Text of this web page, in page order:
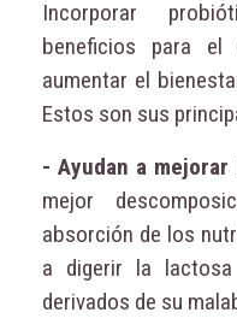
Incorporar
beneficios para el
aumentar el
Estos son sus
- Ayudan a
mejor
absorción de los
a digerir la
derivados de su